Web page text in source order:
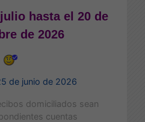
hasta el 20 de
de 2026
de junio de 2026
domiciliados sean
cuentas